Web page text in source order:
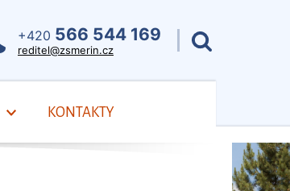
+420 566 544 169
reditel@zsmerin.cz
KONTAKTY